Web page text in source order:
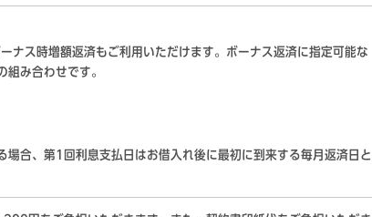
ナス時増額返済もご利用いただけます。ボーナス返済に指定可能な
組み合わせです。
場合、第1回利息支払日はお借入れ後に最初に到来する毎月返済日と